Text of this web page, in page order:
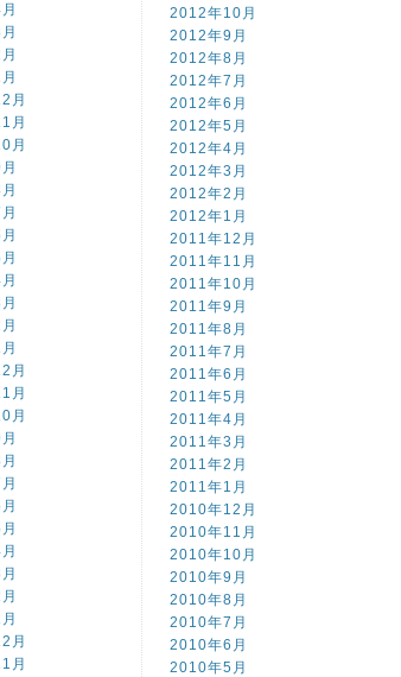
月
月
月
月
月
月
月
月
2012年10月
2012年9月
2012年8月
2012年7月
2012年6月
2012年5月
2012年4月
2012年3月
2012年2月
2012年1月
2011年12月
2011年11月
2011年10月
2011年9月
2011年8月
2011年7月
2011年6月
2011年5月
2011年4月
2011年3月
2011年2月
2011年1月
2010年12月
2010年11月
2010年10月
2010年9月
2010年8月
2010年7月
2010年6月
2010年5月